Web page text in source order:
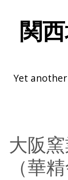
関
Yet another
大阪
（華